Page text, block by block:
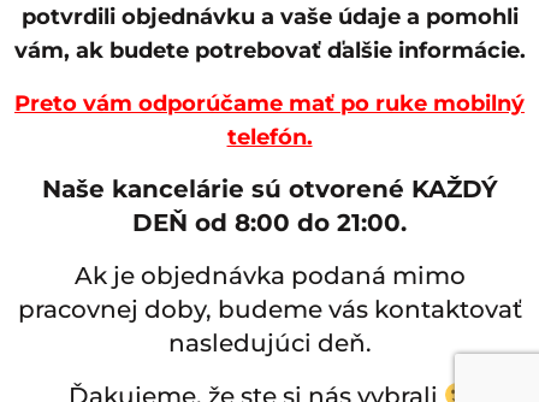
potvrdili objednávku a vaše údaje a pomohli
vám, ak budete potrebovať ďalšie informácie.
Preto vám odporúčame mať po ruke mobilný
telefón.
Naše kancelárie sú otvorené KAŽDÝ
DEŇ od 8:00 do 21:00.
Ak je objednávka podaná mimo
pracovnej doby, budeme vás kontaktovať
nasledujúci deň.